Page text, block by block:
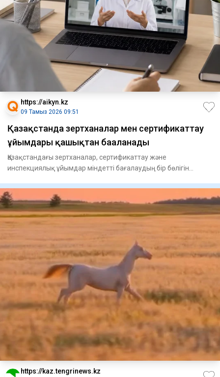
https://aikyn.kz
09 Тамыз 2026 09:51
Қазақстанда зертханалар мен сертификаттау
ұйымдары қашықтан бағаланады
Қазақстандағы зертханалар, сертификаттау және
инспекциялық ұйымдар міндетті бағалаудың бір бөлігін
https://kaz.tengrinews.kz